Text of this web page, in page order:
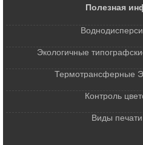
Полезная
Экологичные
Термотрансферные
Контроль
Виды печати